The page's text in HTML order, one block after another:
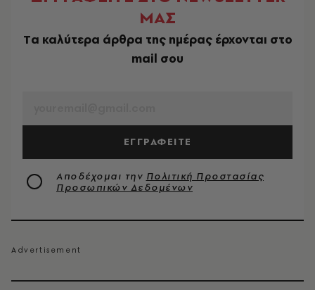
ΜΑΣ
Tα καλύτερα άρθρα της ημέρας έρχονται στο
mail σου
ΕΓΓΡΑΦΕΙΤΕ
Αποδέχομαι την Πολιτική Προστασίας
Προσωπικών Δεδομένων